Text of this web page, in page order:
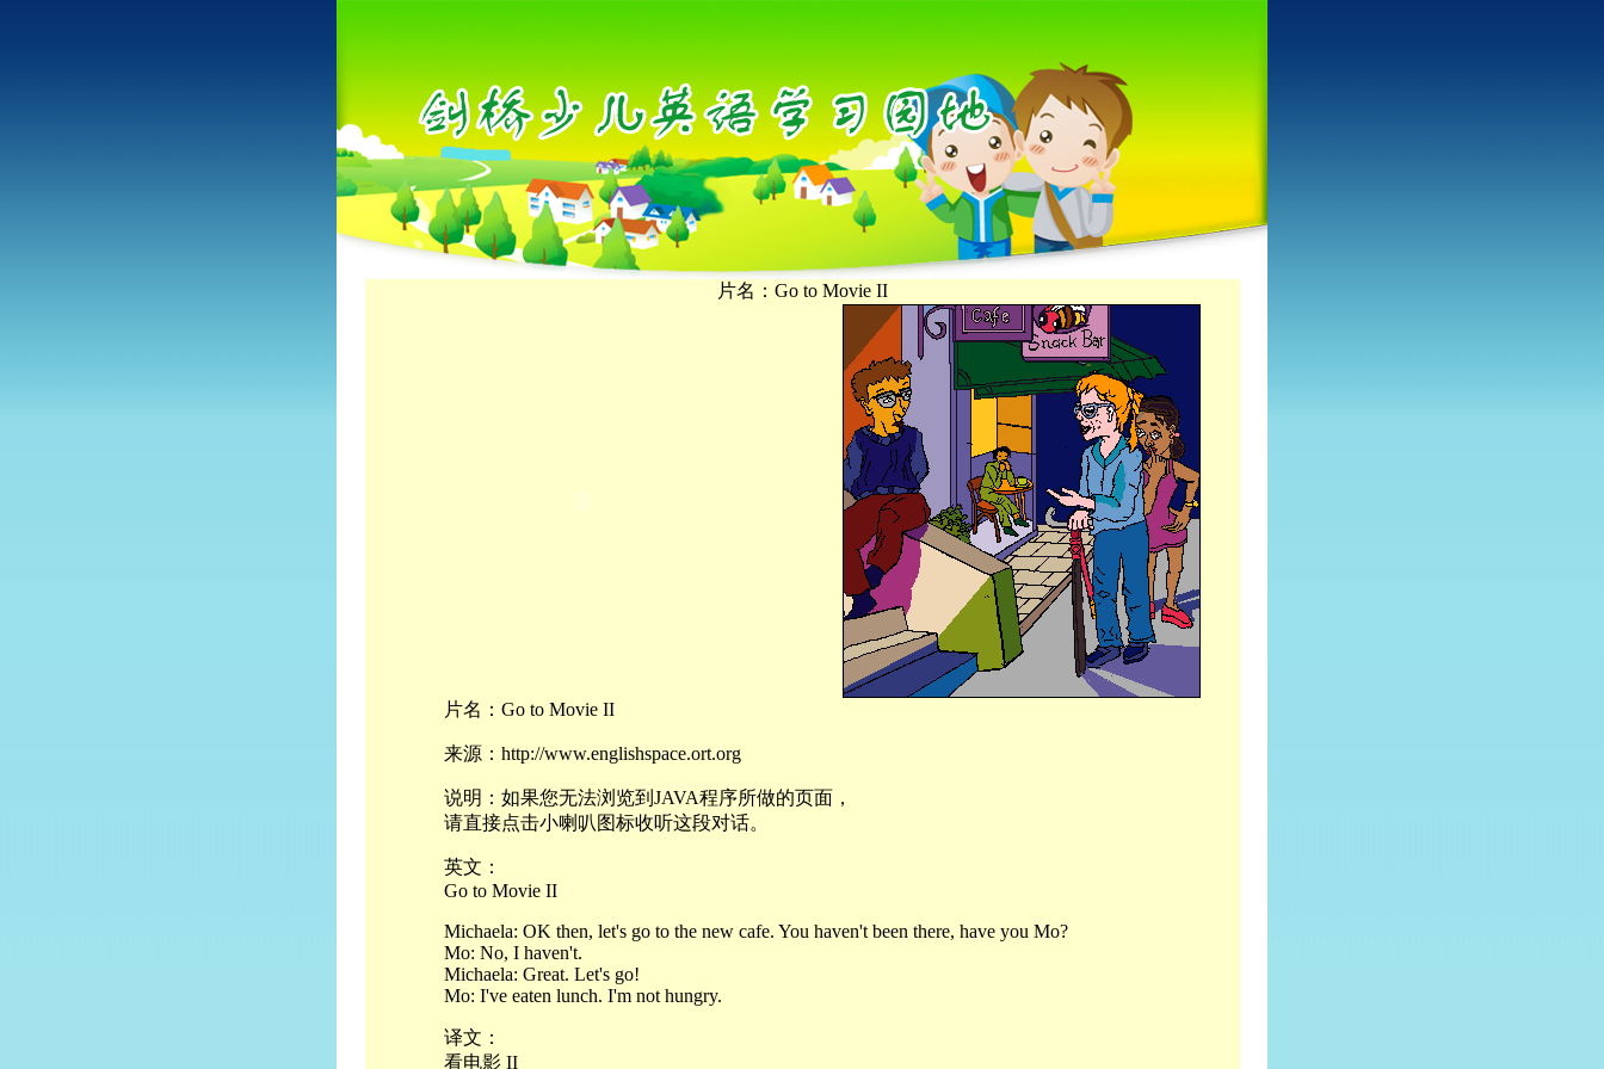
片名：Go to Movie II
片名：Go to Movie II
来源：http://www.englishspace.ort.org
说明：如果您无法浏览到JAVA程序所做的页面，
请直接点击小喇叭图标收听这段对话。
英文：
Go to Movie II
Michaela: OK then, let's go to the new cafe. You haven't been there, have you Mo?
Mo: No, I haven't.
Michaela: Great. Let's go!
Mo: I've eaten lunch. I'm not hungry.
译文：
看电影 II